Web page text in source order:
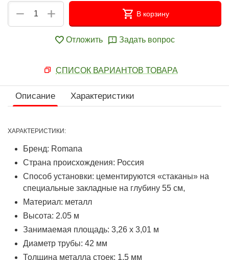
+
− В корзину
Отложить Задать вопрос
СПИСОК ВАРИАНТОВ ТОВАРА
Описание Характеристики
ХАРАКТЕРИСТИКИ:
Бренд: Romana
Страна происхождения: Россия
Способ установки: цементируются «стаканы» на
специальные закладные на глубину 55 см,
Материал: металл
Высота: 2.05 м
Занимаемая площадь: 3,26 х 3,01 м
Диаметр трубы: 42 мм
Толщина металла стоек: 1,5 мм